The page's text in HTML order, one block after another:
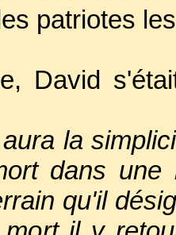
qui avaient
16, vers
bière était
des
patriotes
David
la
dans
qu'il